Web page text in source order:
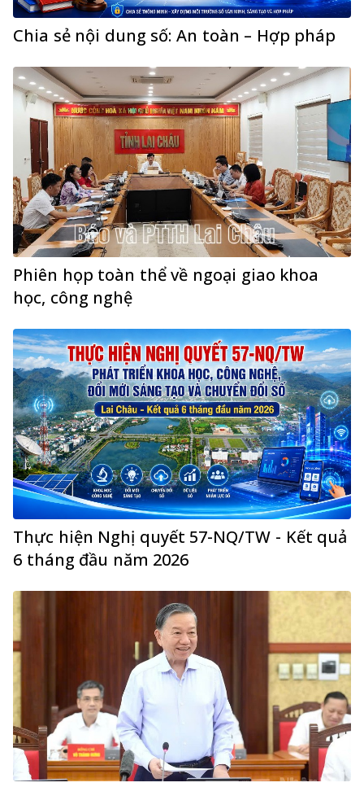
Chia sẻ nội dung số: An toàn – Hợp pháp
Phiên họp toàn thể về ngoại giao khoa
học, công nghệ
Thực hiện Nghị quyết 57-NQ/TW - Kết quả
6 tháng đầu năm 2026